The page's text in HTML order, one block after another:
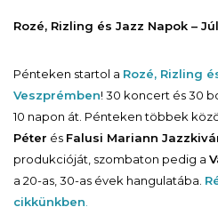
Rozé, Rizling és Jazz Napok –
Pénteken startol a Rozé, Rizling
Veszprémben! 30 koncert és 30
10 napon át. Pénteken többek
Péter és Falusi Mariann
produkcióját, szombaton pedig a
a 20-as, 30-as évek hangulatába.
cikkünkben.